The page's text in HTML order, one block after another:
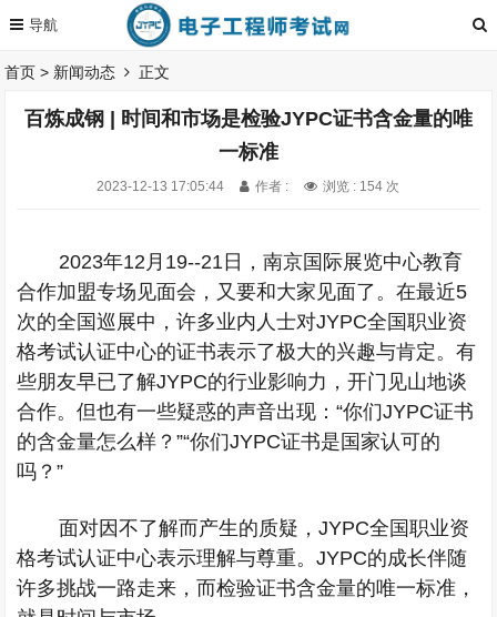
首页 > 新闻动态 正文
百炼成钢 | 时间和市场是检验JYPC证书含金量的唯
一标准
2023-12-13 17:05:44 作者 : 浏览 : 154 次
2023年12月 19--21 日，南京国际展览中心教育
合作加盟专场见面会，又要和大家见面了。在最近5
次的全国巡展中，许多业内人士对JYPC全国职业资
格考试认证中心的证书表示了极大的兴趣与肯定。有
些朋友早已了解JYPC的行业影响力，开门见山地谈
合作。但也有一些疑惑的声音出现：“你们JYPC证书
的含金量怎么样？”“你们JYPC证书是国家认可的
吗？”
面对因不了解而产生的质疑，JYPC全国职业资
格考试认证中心表示理解与尊重。JYPC的成长伴随
许多挑战一路走来，而检验证书含金量的唯一标准，